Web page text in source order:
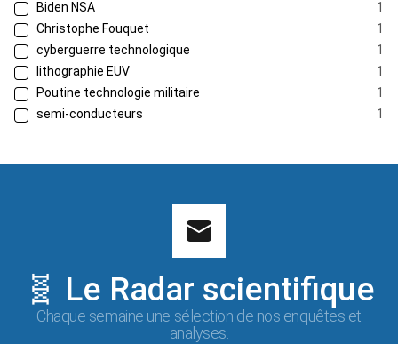
Biden NSA
1
Christophe Fouquet
1
cyberguerre technologique
1
lithographie EUV
1
Poutine technologie militaire
1
semi-conducteurs
1
🧬 Le Radar scientifique
Chaque semaine une sélection de nos enquêtes et
analyses.